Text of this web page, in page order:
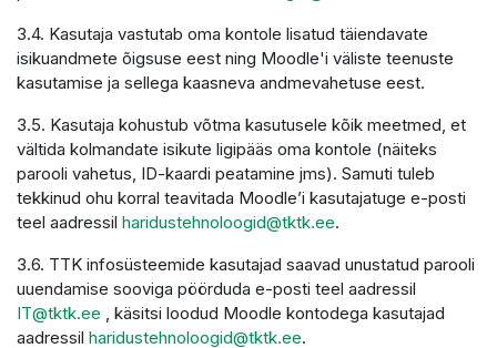
3.4. Kasutaja vastutab oma kontole lisatud täiendavate
isikuandmete õigsuse eest ning Moodle'i väliste teenuste
kasutamise ja sellega kaasneva andmevahetuse eest.
3.5. Kasutaja kohustub võtma kasutusele kõik meetmed, et
vältida kolmandate isikute ligipääs oma kontole (näiteks
parooli vahetus, ID-kaardi peatamine jms). Samuti tuleb
tekkinud ohu korral teavitada Moodle’i kasutajatuge e-posti
teel aadressil haridustehnoloogid@tktk.ee.
3.6. TTK infosüsteemide kasutajad saavad unustatud parooli
uuendamise sooviga pöörduda e-posti teel aadressil
IT@tktk.ee , käsitsi loodud Moodle kontodega kasutajad
aadressil haridustehnoloogid@tktk.ee.